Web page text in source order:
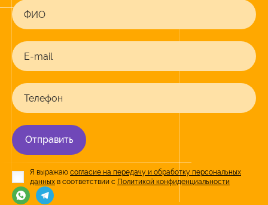
ФИО
E-mail
Телефон
Отправить
Я выражаю согласие на передачу и обработку персональных
данных в соответствии с Политикой конфиденциальности